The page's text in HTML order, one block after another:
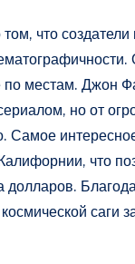
что
местам. Джон
но от
Самое
что
долларов.
саги